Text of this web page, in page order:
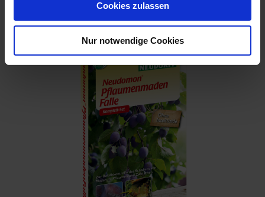
Cookies zulassen
Nur notwendige Cookies